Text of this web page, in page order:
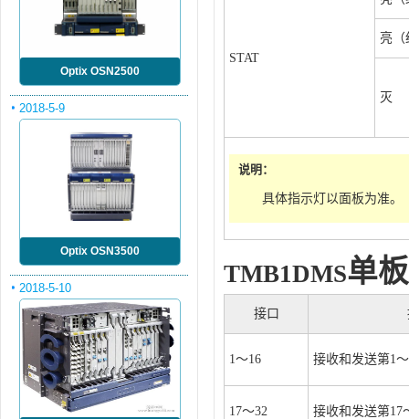
Optix OSN2500
2018-5-9
Optix OSN3500
2018-5-10
STAT
亮（
灭
说明：
具体指示灯以面板为准。
TMB1DMS单
接口
1～16 接收和发送第1
17～32 接收和发送第17